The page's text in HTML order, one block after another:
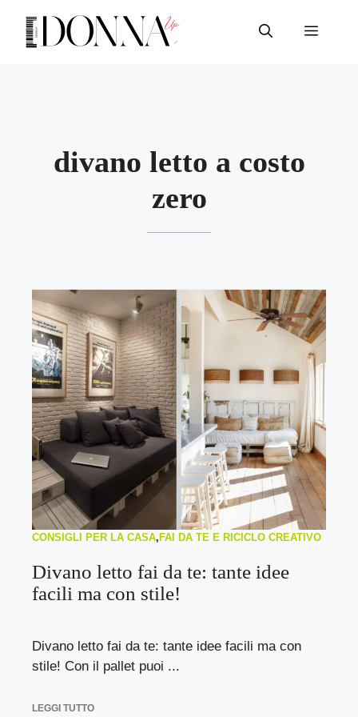
contenuto
Menu
divano letto a costo
zero
CONSIGLI PER LA CASA, FAI DA TE E RICICLO CREATIVO
Divano letto fai da te: tante idee
facili ma con stile!
Divano letto fai da te: tante idee facili ma con
stile! Con il pallet puoi ...
LEGGI TUTTO